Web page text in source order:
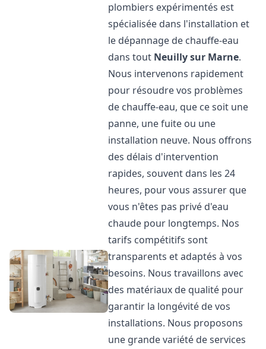
plombiers expérimentés est
spécialisée dans l'installation et
le dépannage de chauffe-eau
dans tout Neuilly sur Marne.
Nous intervenons rapidement
pour résoudre vos problèmes
de chauffe-eau, que ce soit une
panne, une fuite ou une
installation neuve. Nous offrons
des délais d'intervention
rapides, souvent dans les 24
heures, pour vous assurer que
vous n'êtes pas privé d'eau
chaude pour longtemps. Nos
tarifs compétitifs sont
transparents et adaptés à vos
besoins. Nous travaillons avec
des matériaux de qualité pour
garantir la longévité de vos
installations. Nous proposons
une grande variété de services